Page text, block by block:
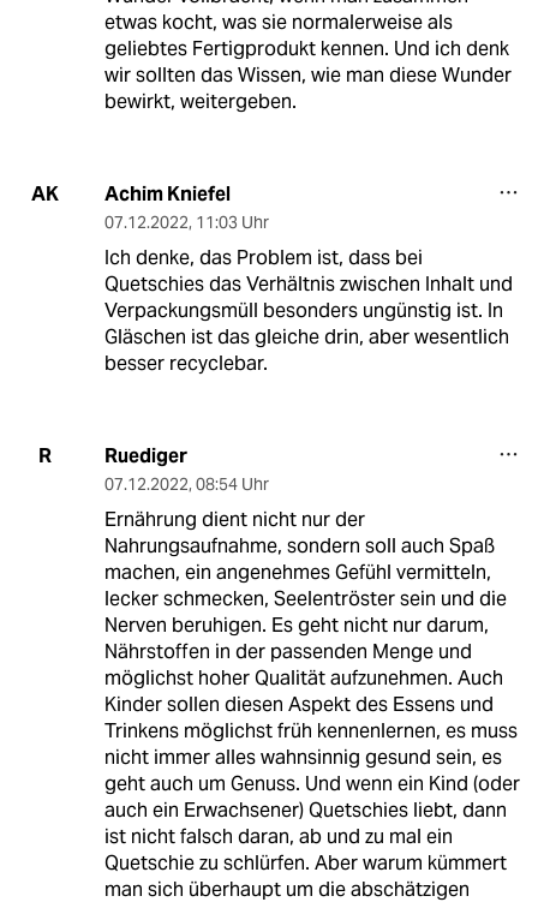
etwas kocht, was sie normalerweise als
geliebtes Fertigprodukt kennen. Und ich denk
wir sollten das Wissen, wie man diese Wunder
bewirkt, weitergeben.
AK Achim Kniefel
07.12.2022, 11:03 Uhr
Ich denke, das Problem ist, dass bei
Quetschies das Verhältnis zwischen Inhalt und
Verpackungsmüll besonders ungünstig ist. In
Gläschen ist das gleiche drin, aber wesentlich
besser recyclebar.
R Ruediger
07.12.2022, 08:54 Uhr
Ernährung dient nicht nur der
Nahrungsaufnahme, sondern soll auch Spaß
machen, ein angenehmes Gefühl vermitteln,
lecker schmecken, Seelentröster sein und die
Nerven beruhigen. Es geht nicht nur darum,
Nährstoffen in der passenden Menge und
möglichst hoher Qualität aufzunehmen. Auch
Kinder sollen diesen Aspekt des Essens und
Trinkens möglichst früh kennenlernen, es muss
nicht immer alles wahnsinnig gesund sein, es
geht auch um Genuss. Und wenn ein Kind (oder
auch ein Erwachsener) Quetschies liebt, dann
ist nicht falsch daran, ab und zu mal ein
Quetschie zu schlürfen. Aber warum kümmert
man sich überhaupt um die abschätzigen